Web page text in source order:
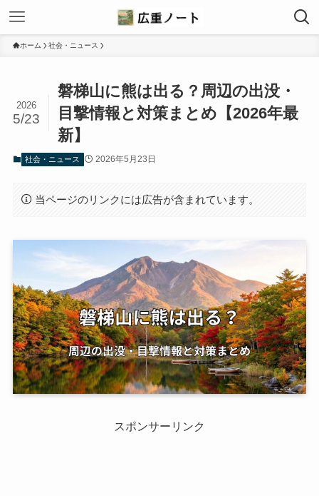
ホーム 社会・ニュース
磐梯山に熊は出る？周辺の出没・
目撃情報と対策まとめ【2026年最
新】
2026
5/23
社会・ニュース 2026年5月23日
当ページのリンクには広告が含まれています。
スポンサーリンク